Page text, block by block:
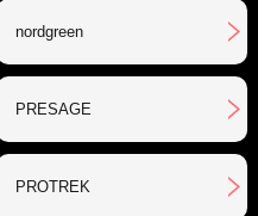
nordgreen
PRESAGE
PROTREK